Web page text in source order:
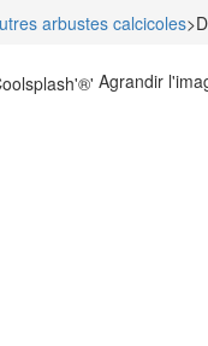
arbustes calcicoles>
Agrandir